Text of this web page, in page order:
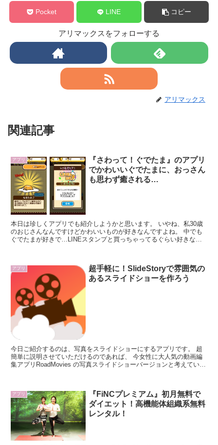
Pocket LINE コピー
アリマックスをフォローする
アリマックス
関連記事
アプリ
『さわって！ぐでたま』のアプリ
でかわいいぐでたまに、おっさん
も思わず癒される…
本日は珍しくアプリでも紹介しようかと思います。 いやね、私30歳
のおじさんなんですけどかわいいものが好きなんですよね。 中でも
ぐでたまが好きで…LINEスタンプと買っちゃってるぐらい好きなん
アプリ
超手軽に！SlideStoryで雰囲気の
あるスライドショーを作ろう
今日ご紹介するのは、写真をスライドショーにするアプリです。 超
簡単に説明させていただけるのであれば、 今女性に大人気の動画編
集アプリRoadMovies の写真スライドショーバージョンと考えていた
アプリ
『FiNCプレミアム』初月無料で
ダイエット！高機能体組織系無料
レンタル！